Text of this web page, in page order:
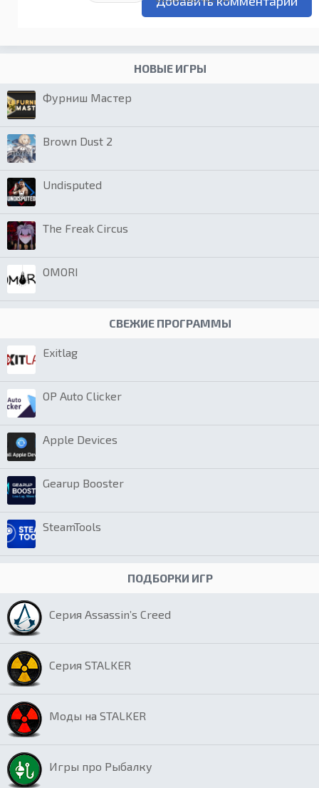
НОВЫЕ ИГРЫ
Фурниш Мастер
Brown Dust 2
Undisputed
The Freak Circus
OMORI
СВЕЖИЕ ПРОГРАММЫ
Exitlag
OP Auto Clicker
Apple Devices
Gearup Booster
SteamTools
ПОДБОРКИ ИГР
Серия Assassin’s Creed
Серия STALKER
Моды на STALKER
Игры про Рыбалку